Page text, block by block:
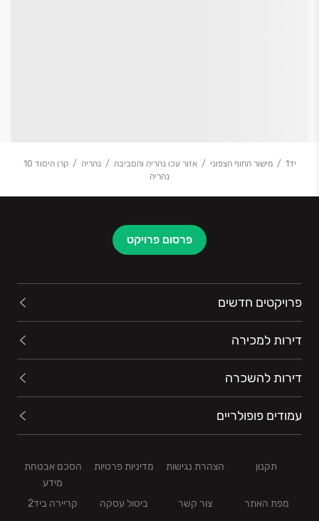
יד1 מישור החוף הצפוני אזור עכו נהריה והסביבה נהריה
קרן היסוד 10
נהריה
פרסום פרויקט
פרויקטים חדשים
דירות למכירה
דירות להשכרה
עמודים פופולריים
תקנון הצהרת נגישות מדיניות פרטיות
הסכם אבטחת
מידע
מפת האתר
צור קשר ביטול עסקה
קריירה ביד2